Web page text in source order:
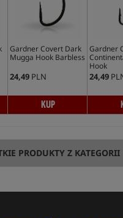
Gardner Covert Dark
Mugga Hook Barbless
24,49 PLN
KUP
Gardner
Hook
24,49
PRODUKTY Z KATEGORII